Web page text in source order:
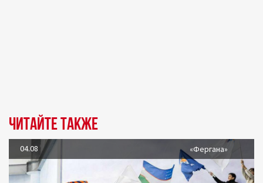
Читайте также
04.08 «Фергана»